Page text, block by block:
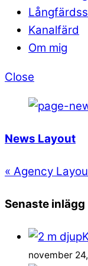
Kanalfärd
Om mig
Close
News Layout
« Agency
Senaste inlägg
november